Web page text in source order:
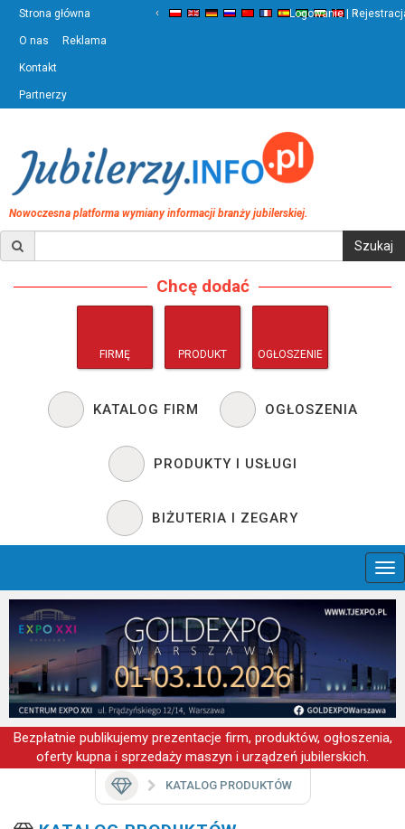
Strona główna
O nas Reklama
Kontakt
Partnerzy
‹ ›
Logowanie |
Nowoczesna platforma wymiany informacji branży jubilerskiej.
Chcę dodać
FIRMĘ PRODUKT OGŁOSZENIE
KATALOG FIRM OGŁOSZENIA
PRODUKTY I USŁUGI
BIŻUTERIA I ZEGARY
Bezpłatnie publikujemy prezentacje firm, produktów, ogłoszenia,
oferty kupna i sprzedaży maszyn i urządzeń jubilerskich.
KATALOG PRODUKTÓW